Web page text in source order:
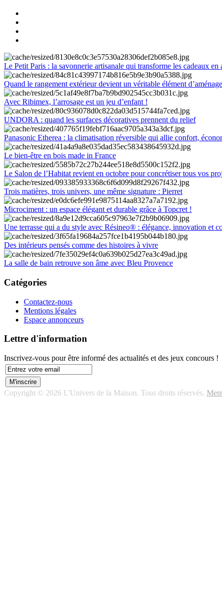
Le Petit Paris : la savonnerie artisanale qui transforme les cadeaux en
Quand le rangement extérieur devient un véritable élément
Avec Ribimex, l’arrosage est un jeu d’enfant !
UNDORA : quand les surfaces décoratives prennent du relief
Panasonic Etherea : la climatisation réversible qui allie confort,
Le bien-être en bois made in France
Le Salon de l’Habitat revient en octobre pour concrétiser tous vos
Trois matières, trois univers, une même signature : Pierret
Microciment : un espace élégant et durable grâce à Topcret !
Une terrasse qui a du style avec Résineo® : élégance, innovation et
Des intérieurs pensés comme des histoires à vivre
La salle de bain retrouve son âme avec Bleu Provence
Catégories
Contactez-nous
Mentions légales
Espace annonceurs
Lettre d'information
Inscrivez-vous pour être informé des actualités et des jeux concours !
Copyright © 2026 L'Univers de la Maison. Tous droits réservés.